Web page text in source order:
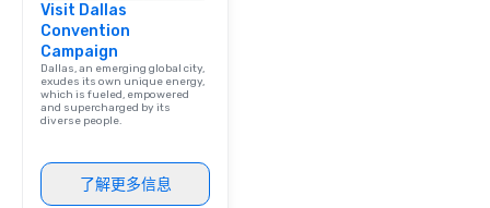
Visit Dallas
Convention
Campaign
Dallas, an emerging global city,
exudes its own unique energy,
which is fueled, empowered
and supercharged by its
diverse people.
了解更多信息